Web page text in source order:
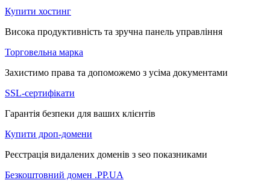
Купити хостинг
Висока продуктивність та зручна панель управління
Торговельна марка
Захистимо права та допоможемо з усіма документами
SSL-сертифікати
Гарантія безпеки для ваших клієнтів
Купити дроп-домени
Реєстрація видалених доменів з seo показниками
Безкоштовний домен .PP.UA